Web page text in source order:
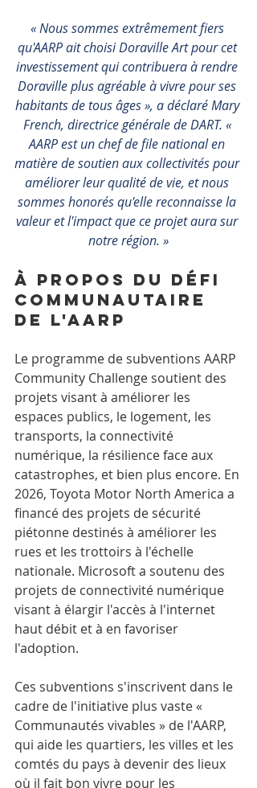
« Nous sommes extrêmement fiers
qu'AARP ait choisi Doraville Art pour cet
investissement qui contribuera à rendre
Doraville plus agréable à vivre pour ses
habitants de tous âges », a déclaré Mary
French, directrice générale de DART. «
AARP est un chef de file national en
matière de soutien aux collectivités pour
améliorer leur qualité de vie, et nous
sommes honorés qu'elle reconnaisse la
valeur et l'impact que ce projet aura sur
notre région. »
À propos du défi
communautaire
de l'AARP
Le programme de subventions AARP
Community Challenge soutient des
projets visant à améliorer les
espaces publics, le logement, les
transports, la connectivité
numérique, la résilience face aux
catastrophes, et bien plus encore. En
2026, Toyota Motor North America a
financé des projets de sécurité
piétonne destinés à améliorer les
rues et les trottoirs à l'échelle
nationale. Microsoft a soutenu des
projets de connectivité numérique
visant à élargir l'accès à l'internet
haut débit et à en favoriser
l'adoption.
Ces subventions s'inscrivent dans le
cadre de l'initiative plus vaste «
Communautés vivables » de l'AARP,
qui aide les quartiers, les villes et les
comtés du pays à devenir des lieux
où il fait bon vivre pour les